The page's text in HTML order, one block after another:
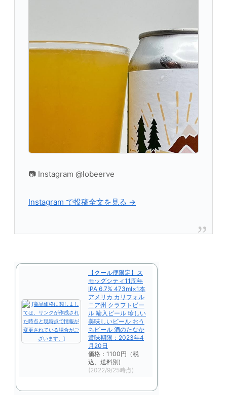
📷 Instagram @lobeerve
Instagram で投稿全文を見る →
【クール便限定】ス
モッグシティ11周年
IPA 6.7% 473ml×1本
アメリカ カリフォル
ニア州 クラフトビー
ル 輸入ビール 珍しい
美味しいビール おう
ちビール 酒のたなか
賞味期限：2023年4
月20日
価格：1100円（税
込、送料別)
(2022/9/25時点)